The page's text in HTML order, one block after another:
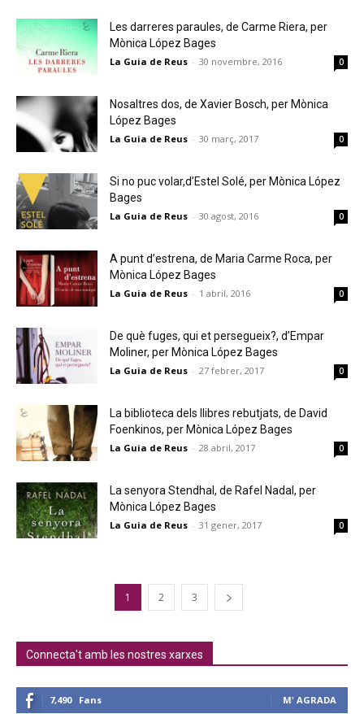
Les darreres paraules, de Carme Riera, per
Mònica López Bages
La Guia de Reus - 30 novembre, 2016 0
Nosaltres dos, de Xavier Bosch, per Mònica
López Bages
La Guia de Reus - 30 març, 2017 0
Si no puc volar,d’Estel Solé, per Mònica López
Bages
La Guia de Reus - 30 agost, 2016 0
A punt d’estrena, de Maria Carme Roca, per
Mònica López Bages
La Guia de Reus - 1 abril, 2016 0
De què fuges, qui et persegueix?, d’Empar
Moliner, per Mònica López Bages
La Guia de Reus - 27 febrer, 2017 0
La biblioteca dels llibres rebutjats, de David
Foenkinos, per Mònica López Bages
La Guia de Reus - 28 abril, 2017 0
La senyora Stendhal, de Rafel Nadal, per
Mònica López Bages
La Guia de Reus - 31 gener, 2017 0
1 2 3
Connecta't amb les nostres xarxes
7,490 Fans M' AGRADA